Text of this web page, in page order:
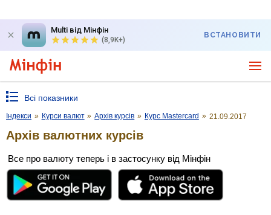
Multi від Мінфін
(8,9K+)
ВСТАНОВИТИ
Всі показники
Індекси » Курси валют » Архів курсів » Курс Mastercard » 21.09.2017
Архів валютних курсів
Все про валюту теперь і в застосунку від Мінфін